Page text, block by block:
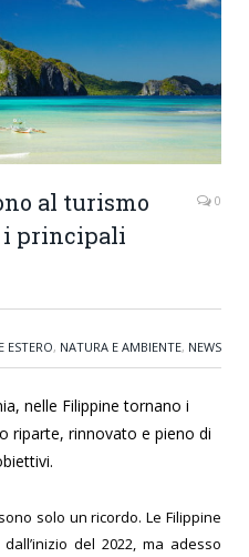
al turismo
i principali
0
ESTERO, NATURA E AMBIENTE, NEWS
nelle Filippine tornano i
riparte, rinnovato e pieno di
solo un ricordo. Le Filippine
del 2022, ma adesso